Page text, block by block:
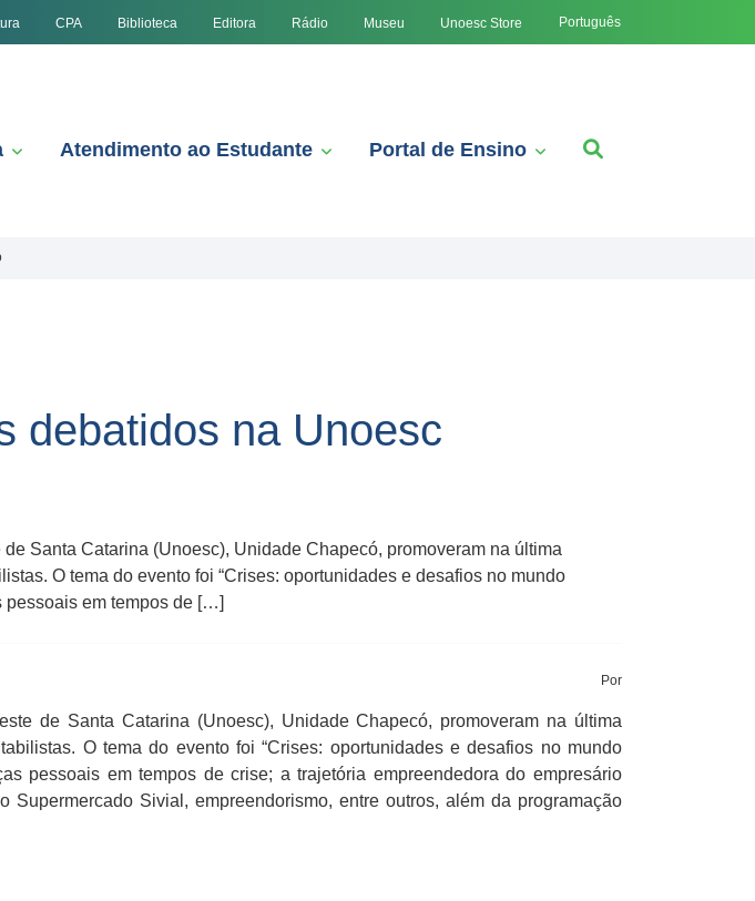
CPA Biblioteca Editora Rádio Museu Unoesc Store Português
Atendimento ao Estudante Portal de Ensino
debatidos na Unoesc
Santa Catarina (Unoesc), Unidade Chapecó, promoveram na última
O tema do evento foi “Crises: oportunidades e desafios no mundo
pessoais em tempos de […]
Por
de Santa Catarina (Unoesc), Unidade Chapecó, promoveram na última
O tema do evento foi “Crises: oportunidades e desafios no mundo
pessoais em tempos de crise; a trajetória empreendedora do empresário
Sivial, empreendorismo, entre outros, além da programação